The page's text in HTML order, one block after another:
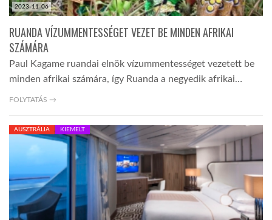
2023-11-06
RUANDA VÍZUMMENTESSÉGET VEZET BE MINDEN AFRIKAI
SZÁMÁRA
Paul Kagame ruandai elnök vízummentességet vezetett be
minden afrikai számára, így Ruanda a negyedik afrikai…
FOLYTATÁS →
AUSZTRÁLIA KIEMELT